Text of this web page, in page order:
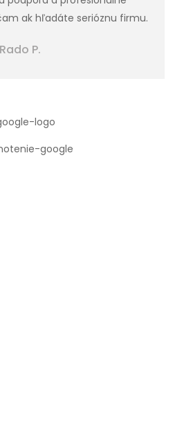
ak hľadáte serióznu firmu.
Rado P.